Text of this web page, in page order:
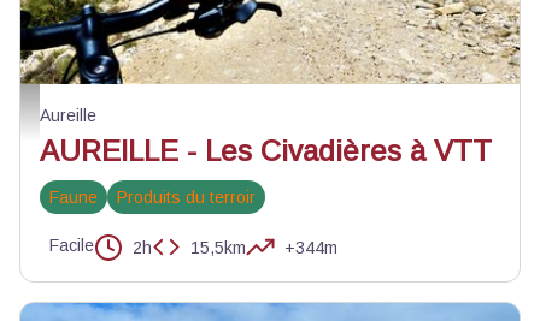
Piste DFCI - ©Rémi Sérange - PNR Alpilles
Aureille
AUREILLE - Les Civadières à VTT
Faune Produits du terroir
Facile 2h 15,5km +344m